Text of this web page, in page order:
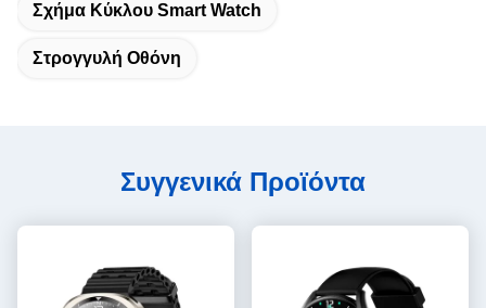
Σχήμα Κύκλου Smart Watch
Στρογγυλή Οθόνη
Συγγενικά Προϊόντα